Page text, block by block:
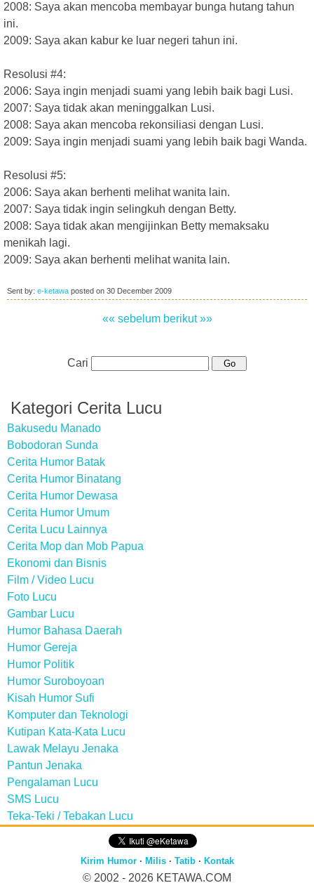
2008: Saya akan mencoba membayar bunga hutang tahun
ini.
2009: Saya akan kabur ke luar negeri tahun ini.
Resolusi #4:
2006: Saya ingin menjadi suami yang lebih baik bagi Lusi.
2007: Saya tidak akan meninggalkan Lusi.
2008: Saya akan mencoba rekonsiliasi dengan Lusi.
2009: Saya ingin menjadi suami yang lebih baik bagi Wanda.
Resolusi #5:
2006: Saya akan berhenti melihat wanita lain.
2007: Saya tidak ingin selingkuh dengan Betty.
2008: Saya tidak akan mengijinkan Betty memaksaku
menikah lagi.
2009: Saya akan berhenti melihat wanita lain.
Sent by: e-ketawa posted on 30 December 2009
«« sebelum berikut »»
Cari
Kategori Cerita Lucu
Bakusedu Manado
Bobodoran Sunda
Cerita Humor Batak
Cerita Humor Binatang
Cerita Humor Dewasa
Cerita Humor Umum
Cerita Lucu Lainnya
Cerita Mop dan Mob Papua
Ekonomi dan Bisnis
Film / Video Lucu
Foto Lucu
Gambar Lucu
Humor Bahasa Daerah
Humor Gereja
Humor Politik
Humor Suroboyoan
Kisah Humor Sufi
Komputer dan Teknologi
Kutipan Kata-Kata Lucu
Lawak Melayu Jenaka
Pantun Jenaka
Pengalaman Lucu
SMS Lucu
Teka-Teki / Tebakan Lucu
Kirim Humor· Milis· Tatib· Kontak
© 2002 - 2026 KETAWA.COM